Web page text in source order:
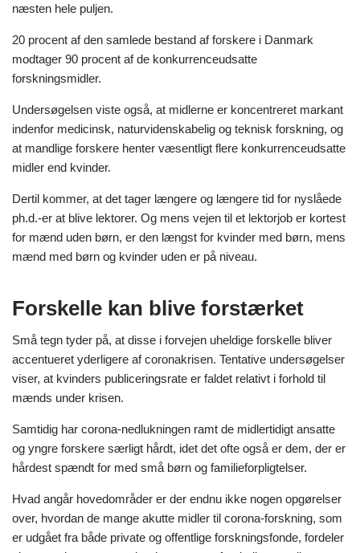
næsten hele puljen.
20 procent af den samlede bestand af forskere i Danmark
modtager 90 procent af de konkurrenceudsatte
forskningsmidler.
Undersøgelsen viste også, at midlerne er koncentreret markant
indenfor medicinsk, naturvidenskabelig og teknisk forskning, og
at mandlige forskere henter væsentligt flere konkurrenceudsatte
midler end kvinder.
Dertil kommer, at det tager længere og længere tid for nyslåede
ph.d.-er at blive lektorer. Og mens vejen til et lektorjob er kortest
for mænd uden børn, er den længst for kvinder med børn, mens
mænd med børn og kvinder uden er på niveau.
Forskelle kan blive forstærket
Små tegn tyder på, at disse i forvejen uheldige forskelle bliver
accentueret yderligere af coronakrisen. Tentative undersøgelser
viser, at kvinders publiceringsrate er faldet relativt i forhold til
mænds under krisen.
Samtidig har corona-nedlukningen ramt de midlertidigt ansatte
og yngre forskere særligt hårdt, idet det ofte også er dem, der er
hårdest spændt for med små børn og familieforpligtelser.
Hvad angår hovedområder er der endnu ikke nogen opgørelser
over, hvordan de mange akutte midler til corona-forskning, som
er udgået fra både private og offentlige forskningsfonde, fordeler